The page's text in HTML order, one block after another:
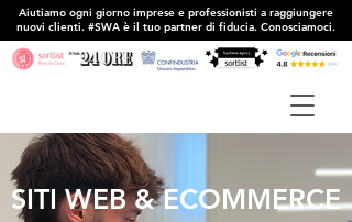
Aiutiamo ogni giorno imprese e professionisti a raggiungere
nuovi clienti. #SWA è il tuo partner di fiducia. Conosciamoci.
SITI WEB & ECOMMERCE